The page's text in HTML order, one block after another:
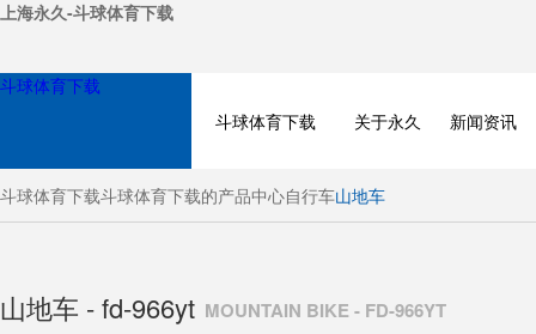
上海永久-斗球体育下载
斗球体育下载
斗球体育下载
关于永久 新闻资讯
斗球体育下载斗球体育下载的产品中心自行车山地车
山地车 - fd-966yt MOUNTAIN BIKE - FD-966YT